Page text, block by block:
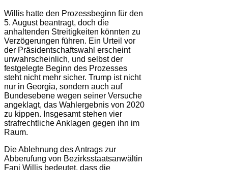
Willis hatte den Prozessbeginn für den
5. August beantragt, doch die
anhaltenden Streitigkeiten könnten zu
Verzögerungen führen. Ein Urteil vor
der Präsidentschaftswahl erscheint
unwahrscheinlich, und selbst der
festgelegte Beginn des Prozesses
steht nicht mehr sicher. Trump ist nicht
nur in Georgia, sondern auch auf
Bundesebene wegen seiner Versuche
angeklagt, das Wahlergebnis von 2020
zu kippen. Insgesamt stehen vier
strafrechtliche Anklagen gegen ihn im
Raum.
Die Ablehnung des Antrags zur
Abberufung von Bezirksstaatsanwältin
Fani Willis bedeutet, dass die